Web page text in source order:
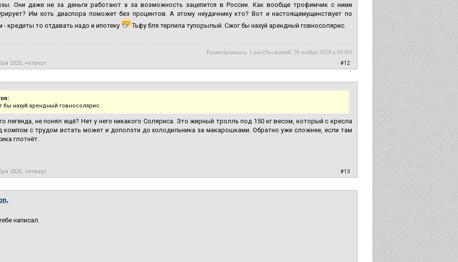
Они даже не за деньги работают а за возможность зацепится в России. Как вообще трофимчик с ними
Им хоть диаспора поможет без процентов. А этому неудачнику кто? Вот и настоящемущинствует по
- кредиты то отдавать надо и ипотеку
Тьфу бля терпила тупорылый. Сжог бы нахуй арендный говносолярис.
Редактировалось: 1 раз (Последний: 26 ноября 2020 в 00:40)
2020, четверг #12
бы нахуй арендный говносолярис.
легенда, не понял ещё? Нет у него никакого Соляриса. Это жирный тролль под 150 кг весом, который с кресла
компом с трудом встать может и доползти до холодильника за макарошками. Обратно уже сложнее, если там
глотнёт.
2020, четверг #13
написал.